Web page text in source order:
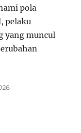
pola
pelaku
yang muncul